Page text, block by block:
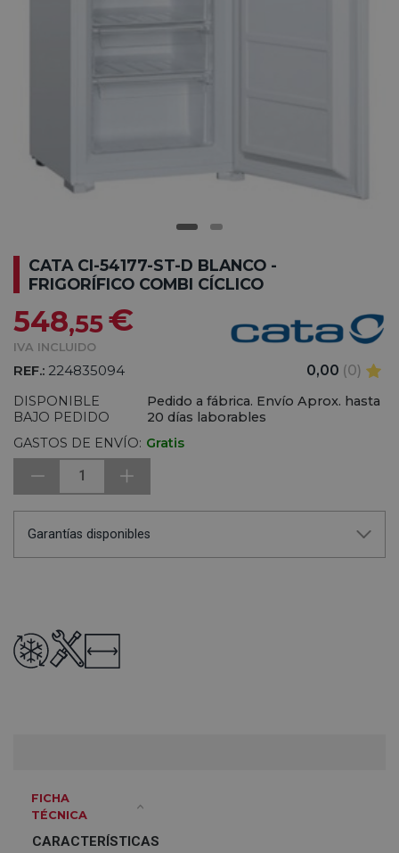
CATA CI-54177-ST-D BLANCO -
FRIGORÍFICO COMBI CÍCLICO
548,55€
IVA INCLUIDO
REF.: 224835094 0,00 (0)
DISPONIBLE
BAJO PEDIDO
Pedido a fábrica. Envío Aprox. hasta
20 días laborables
GASTOS DE ENVÍO: Gratis
1
Garantías disponibles
FICHA
TÉCNICA
CARACTERÍSTICAS